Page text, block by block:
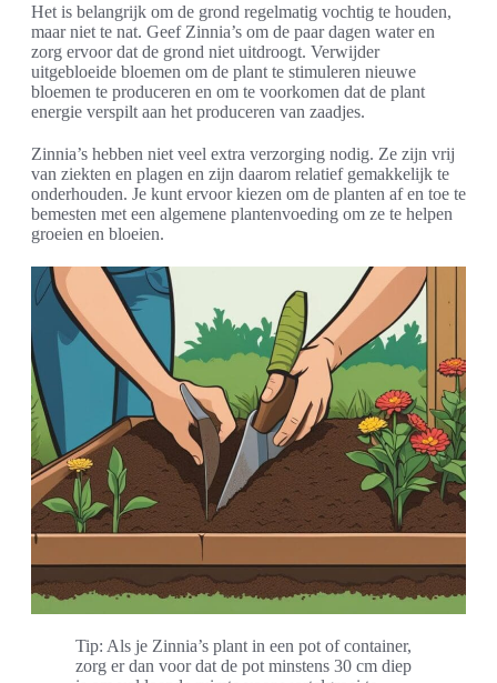
Het is belangrijk om de grond regelmatig vochtig te houden,
maar niet te nat. Geef Zinnia’s om de paar dagen water en
zorg ervoor dat de grond niet uitdroogt. Verwijder
uitgebloeide bloemen om de plant te stimuleren nieuwe
bloemen te produceren en om te voorkomen dat de plant
energie verspilt aan het produceren van zaadjes.
Zinnia’s hebben niet veel extra verzorging nodig. Ze zijn vrij
van ziekten en plagen en zijn daarom relatief gemakkelijk te
onderhouden. Je kunt ervoor kiezen om de planten af en toe te
bemesten met een algemene plantenvoeding om ze te helpen
groeien en bloeien.
Tip: Als je Zinnia’s plant in een pot of container,
zorg er dan voor dat de pot minstens 30 cm diep